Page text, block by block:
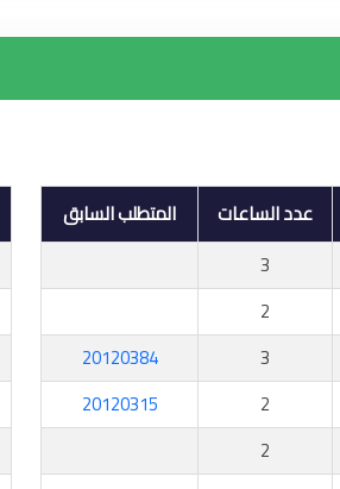
عدد الساعات
المتطلب السابق
3
2
3
20120384
2
20120315
2